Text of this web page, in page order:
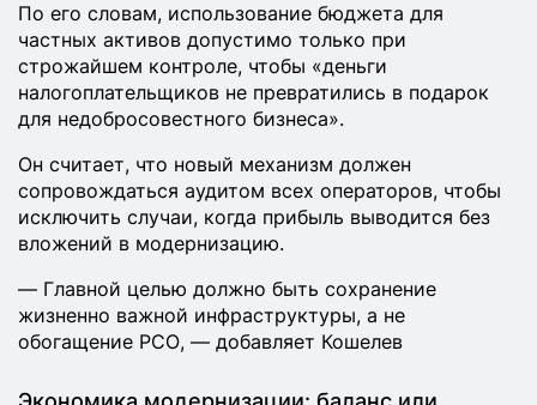
По его словам, использование бюджета для
частных активов допустимо только при
строжайшем контроле, чтобы «деньги
налогоплательщиков не превратились в подарок
для недобросовестного бизнеса».
Он считает, что новый механизм должен
сопровождаться аудитом всех операторов, чтобы
исключить случаи, когда прибыль выводится без
вложений в модернизацию.
— Главной целью должно быть сохранение
жизненно важной инфраструктуры, а не
обогащение РСО, — добавляет Кошелев